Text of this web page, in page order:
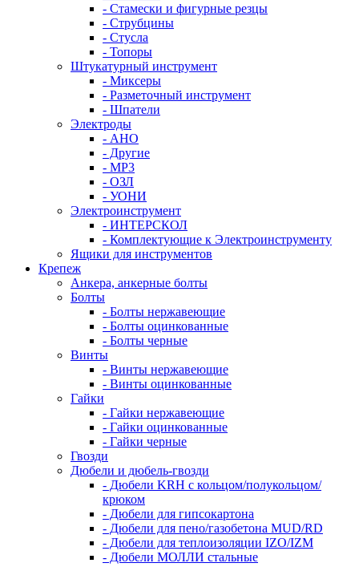
- Стамески и фигурные резцы
- Струбцины
- Стусла
- Топоры
Штукатурный инструмент
- Миксеры
- Разметочный инструмент
- Шпатели
Электроды
- АНО
- Другие
- МР3
- ОЗЛ
- УОНИ
Электроинструмент
- ИНТЕРСКОЛ
- Комплектующие к Электроинструменту
Ящики для инструментов
Крепеж
Анкера, анкерные болты
Болты
- Болты нержавеющие
- Болты оцинкованные
- Болты черные
Винты
- Винты нержавеющие
- Винты оцинкованные
Гайки
- Гайки нержавеющие
- Гайки оцинкованные
- Гайки черные
Гвозди
Дюбели и дюбель-гвозди
- Дюбели KRH с кольцом/полукольцом/
крюком
- Дюбели для гипсокартона
- Дюбели для пено/газобетона MUD/RD
- Дюбели для теплоизоляции IZO/IZM
- Дюбели МОЛЛИ стальные